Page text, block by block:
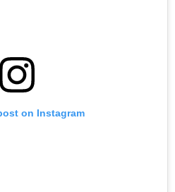
on Instagram